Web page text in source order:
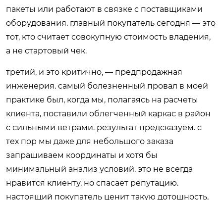
пакеты или работают в связке с поставщиками
оборудования. главный покупатель сегодня — это
тот, кто считает совокупную стоимость владения,
а не стартовый чек.
третий, и это критично, — предпродажная
инженерия. самый болезненный провал в моей
практике был, когда мы, полагаясь на расчеты
клиента, поставили облегченный каркас в район
с сильными ветрами. результат предсказуем. с
тех пор мы даже для небольшого заказа
запрашиваем координаты и хотя бы
минимальный анализ условий. это не всегда
нравится клиенту, но спасает репутацию.
настоящий покупатель ценит такую дотошность,